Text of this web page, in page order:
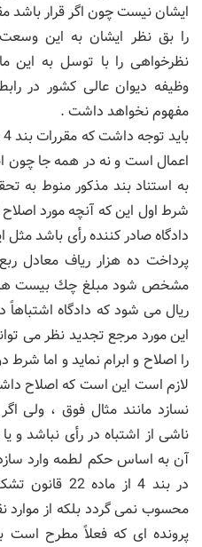
را بق نظر ایشان به این
نظرخواهی را با توسل به این
وظیفه دیوان عالی كشور در
مفهوم نخواهد داشت .
اعمال است و نه در همه جا چون
به استناد بند مذكور منوط به
شرط اول این كه آنچه مورد اصلاح
دادگاه صادر كننده رأی باشد مثل
پرداخت ده هزار ریاف معادل
مشخص شود مبلغ چك بیست هزار
ریال می شود كه دادگاه
را اصلاح و ابرام نماید و اما
لازم است این است كه اصلاح
نسازد مانند مثال فوق ، ولی
ناشی از اشتباه در رأی نباشد و
آن به اساس حكم لطمه وارد
در بند 4 از
محسوب نمی گردد بلكه از
پرونده ای كه فعلاً مطرح